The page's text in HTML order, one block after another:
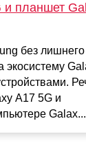
и планшет
без лишнего
A17 5G и
Galax...